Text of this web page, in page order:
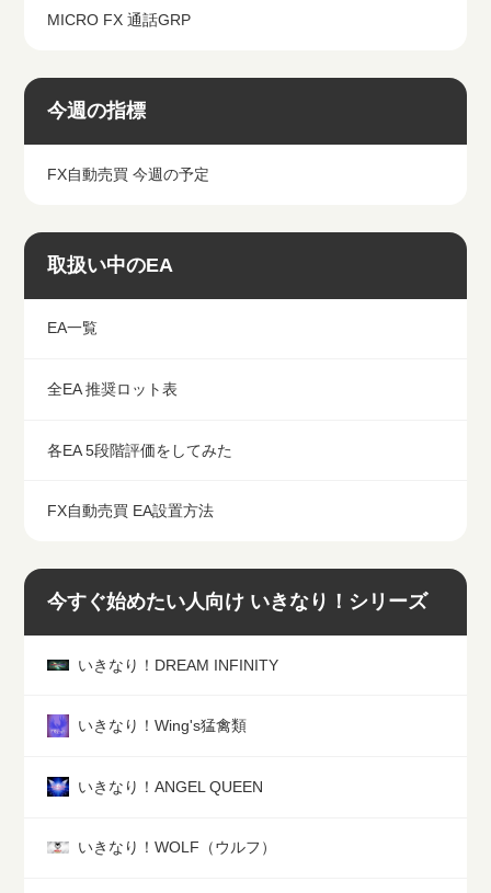
MICRO FX 通話GRP
今週の指標
FX自動売買 今週の予定
取扱い中のEA
EA一覧
全EA 推奨ロット表
各EA 5段階評価をしてみた
FX自動売買 EA設置方法
今すぐ始めたい人向け いきなり！シリーズ
いきなり！DREAM INFINITY
いきなり！Wing's猛禽類
いきなり！ANGEL QUEEN
いきなり！WOLF（ウルフ）